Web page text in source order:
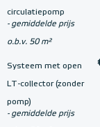
circulatiepomp
- gemiddelde prijs
o.b.v. 50 m²
Systeem met open
LT-collector (zonder
pomp)
- gemiddelde prijs